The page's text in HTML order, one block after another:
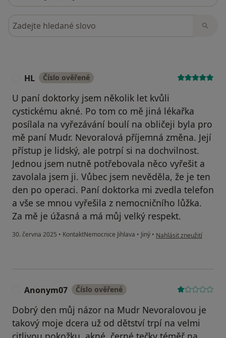
Hledejte v názorech
HL Číslo ověřené
U paní doktorky jsem několik let kvůli
cystickému akné. Po tom co mě jiná lékařka
posílala na vyřezávání boulí na obličeji byla pro
mě paní Mudr. Nevoralová příjemná změna. Její
přístup je lidský, ale potrpí si na dochvilnost.
Jednou jsem nutně potřebovala něco vyřešit a
zavolala jsem ji. Vůbec jsem nevěděla, že je ten
den po operaci. Paní doktorka mi zvedla telefon
a vše se mnou vyřešila z nemocničního lůžka.
Za mě je úžasná a má můj velký respekt.
30. června 2025 • KontaktNemocnice Jihlava • Jiný • podle názoru uživatele
Nahlásit zneužití
Anonym07 Číslo ověřené
Dobrý den můj názor na Mudr Nevoralovou je
takový moje dcera už od dětství trpí na velmi